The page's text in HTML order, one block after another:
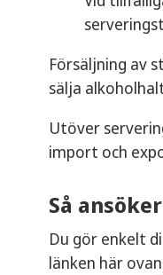
Försäljning av
sälja
Utöver
import och
Så
Du gör enkelt
länken här